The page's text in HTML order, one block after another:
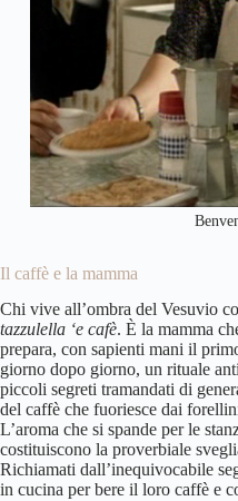
Il caffè e la mamma
Chi vive all’ombra del Vesuvio
tazzulella ‘e cafè. È la mamma
prepara, con sapienti mani il
giorno dopo giorno, un rituale
piccoli segreti tramandati di
del caffè che fuoriesce dai
L’aroma che si spande per le
costituiscono la proverbiale
Richiamati dall’inequivocabile
in cucina per bere il loro caffè e